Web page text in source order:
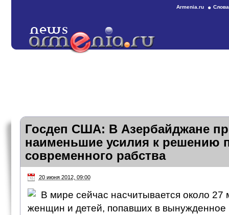
Armenia.ru
Госдеп США: В Азербайджане
наименьшие усилия к решению
современного рабства
20 июня 2012, 09:00
В мире сейчас насчитывается около
женщин и детей, попавших в вынужденное